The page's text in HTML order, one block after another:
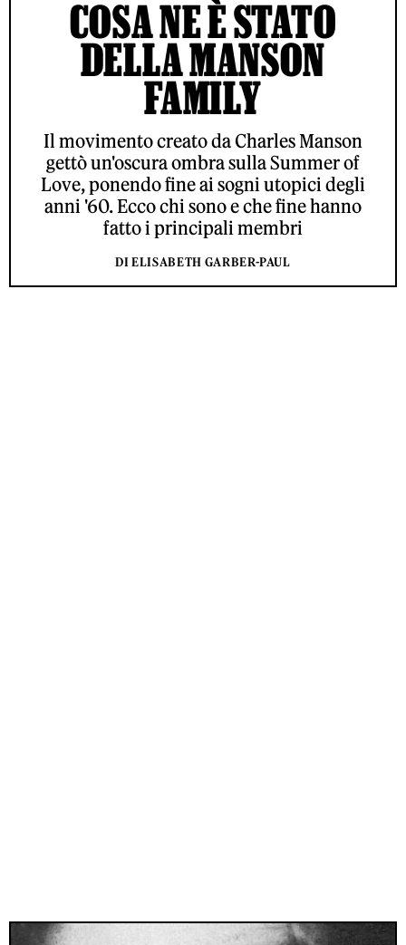
COSA NE È STATO
DELLA MANSON
FAMILY
Il movimento creato da Charles Manson
gettò un'oscura ombra sulla Summer of
Love, ponendo fine ai sogni utopici degli
anni '60. Ecco chi sono e che fine hanno
fatto i principali membri
DI ELISABETH GARBER-PAUL